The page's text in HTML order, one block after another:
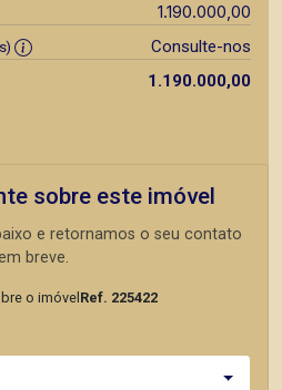
1.190.000,00
Consulte-nos
1.190.000,00
sobre este imóvel
e retornamos o seu contato
breve.
o imóvel Ref. 225422